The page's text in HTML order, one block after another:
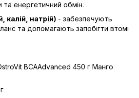
та енергетичний обмін.
калій, натрій) - забезпечують
та допомагають запобігти втомі
BCAAdvanced 450 г Манго